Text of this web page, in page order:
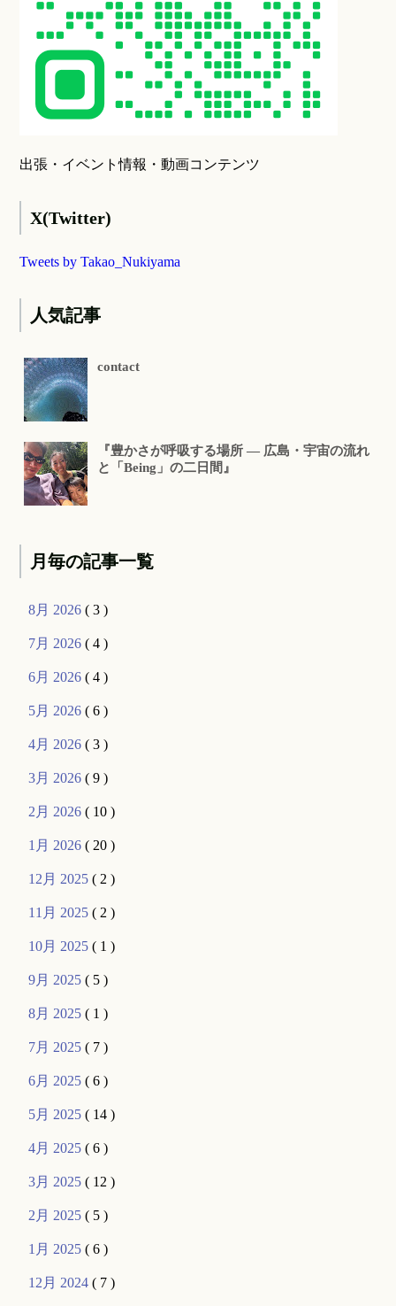
出張・イベント情報・動画コンテンツ
X(Twitter)
Tweets by Takao_Nukiyama
人気記事
contact
『豊かさが呼吸する場所 ― 広島・宇宙の流れ
と「Being」の二日間』
月毎の記事一覧
8月 2026( 3 )
7月 2026( 4 )
6月 2026( 4 )
5月 2026( 6 )
4月 2026( 3 )
3月 2026( 9 )
2月 2026( 10 )
1月 2026( 20 )
12月 2025( 2 )
11月 2025( 2 )
10月 2025( 1 )
9月 2025( 5 )
8月 2025( 1 )
7月 2025( 7 )
6月 2025( 6 )
5月 2025( 14 )
4月 2025( 6 )
3月 2025( 12 )
2月 2025( 5 )
1月 2025( 6 )
12月 2024( 7 )